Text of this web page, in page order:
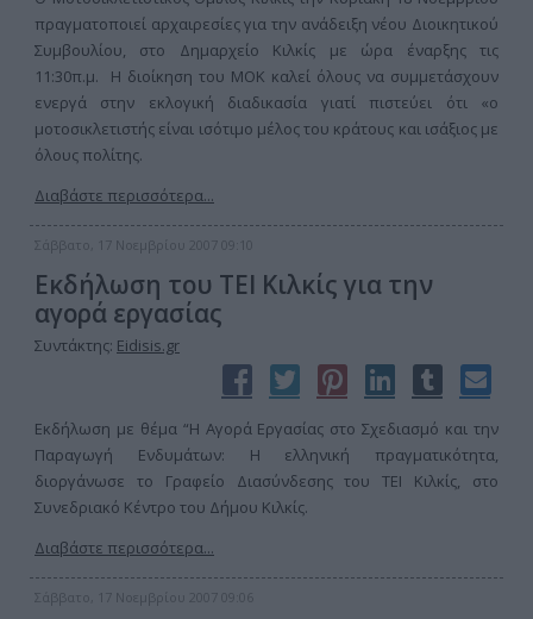
πραγματοποιεί αρχαιρεσίες για την ανάδειξη νέου Διοικητικού
Συμβουλίου, στο Δημαρχείο Κιλκίς με ώρα έναρξης τις
11:30π.μ. H διοίκηση του ΜΟΚ καλεί όλους να συμμετάσχουν
ενεργά στην εκλογική διαδικασία γιατί πιστεύει ότι «ο
μοτοσικλετιστής είναι ισότιμο μέλος του κράτους και ισάξιος με
όλους πολίτης.
Διαβάστε περισσότερα...
Σάββατο, 17 Νοεμβρίου 2007 09:10
Εκδήλωση του ΤΕΙ Κιλκίς για την
αγορά εργασίας
Συντάκτης: Eidisis.gr
Εκδήλωση με θέμα “Η Αγορά Εργασίας στο Σχεδιασμό και την
Παραγωγή Ενδυμάτων: Η ελληνική πραγματικότητα,
διοργάνωσε το Γραφείο Διασύνδεσης του ΤΕΙ Κιλκίς, στο
Συνεδριακό Κέντρο του Δήμου Κιλκίς.
Διαβάστε περισσότερα...
Σάββατο, 17 Νοεμβρίου 2007 09:06